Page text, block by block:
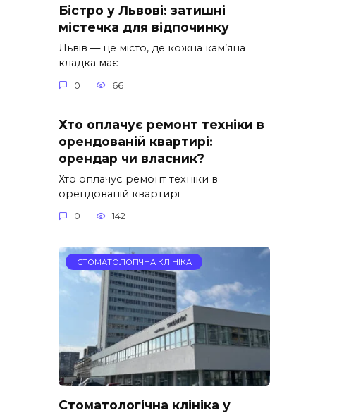
Бістро у Львові: затишні
містечка для відпочинку
Львів — це місто, де кожна кам’яна
кладка має
0 66
Хто оплачує ремонт техніки в
орендованій квартирі:
орендар чи власник?
Хто оплачує ремонт техніки в
орендованій квартирі
0 142
СТОМАТОЛОГІЧНА КЛІНІКА
Стоматологічна клініка у